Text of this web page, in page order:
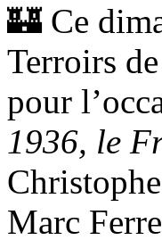
🏰 Ce
Terroirs
pour
1936, le
Marc